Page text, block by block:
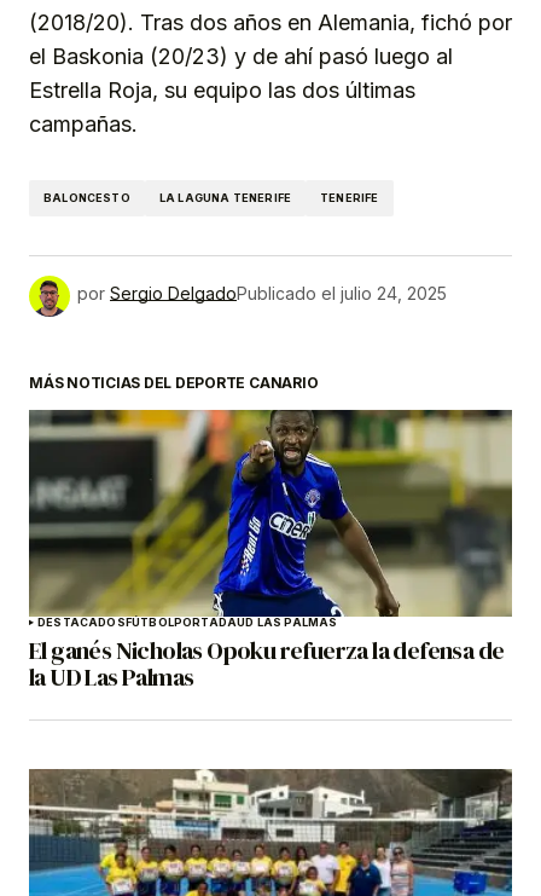
(2018/20). Tras dos años en Alemania, fichó por
el Baskonia (20/23) y de ahí pasó luego al
Estrella Roja, su equipo las dos últimas
campañas.
BALONCESTO LA LAGUNA TENERIFE TENERIFE
por Sergio DelgadoPublicado el julio 24, 2025
MÁS NOTICIAS DEL DEPORTE CANARIO
DESTACADOSFÚTBOLPORTADAUD LAS PALMAS
El ganés Nicholas Opoku refuerza la defensa de
la UD Las Palmas